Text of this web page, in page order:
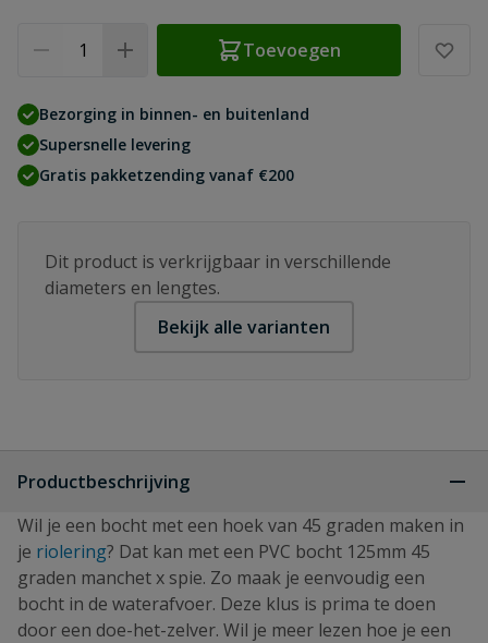
Toevoegen
Bezorging in binnen- en buitenland
Supersnelle levering
Gratis pakketzending vanaf €200
Dit product is verkrijgbaar in verschillende
diameters en lengtes.
Bekijk alle varianten
Productbeschrijving
Wil je een bocht met een hoek van 45 graden maken in
je riolering? Dat kan met een PVC bocht 125mm 45
graden manchet x spie. Zo maak je eenvoudig een
bocht in de waterafvoer. Deze klus is prima te doen
door een doe-het-zelver. Wil je meer lezen hoe je een